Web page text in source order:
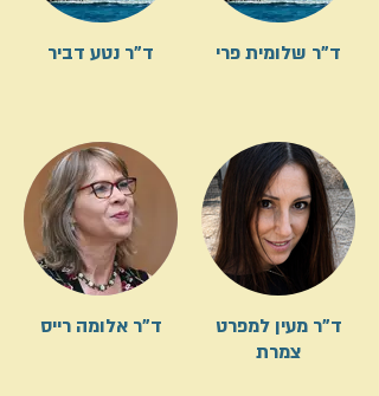
ד"ר שלומית פרי ד"ר נטע דביר
ד"ר מעין למפרט
צמרת
ד"ר אלומה רייס